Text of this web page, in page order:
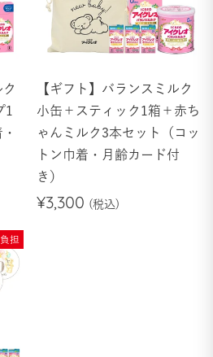
1
【ギフト】バランスミルク
小缶＋スティック1箱＋赤ち
ゃんミルク3本セット（コッ
トン巾着・月齢カード付
き）
¥3,300
担